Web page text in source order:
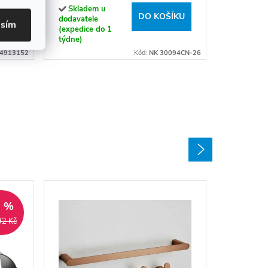
Skladem u
dodavatele
(expedice do 1
týdne)
DO KOŠÍKU
Kód: NK 30094CN-26
Kč
%